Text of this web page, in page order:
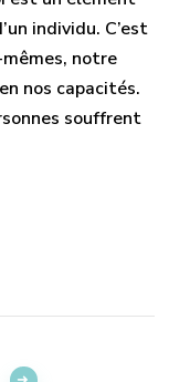
individu. C’est
notre
nos capacités.
souffrent